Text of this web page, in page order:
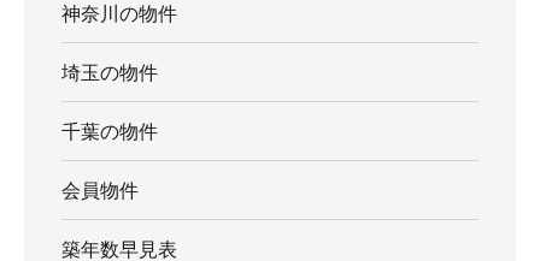
神奈川の物件
埼玉の物件
千葉の物件
会員物件
築年数早見表